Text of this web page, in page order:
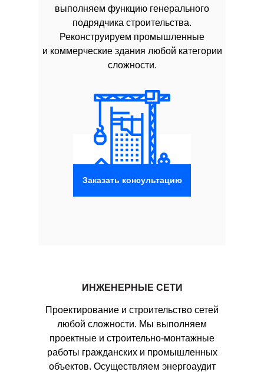
выполняем функцию генерального
подрядчика строительства.
Реконструируем промышленные
и коммерческие здания любой категории
сложности.
Проектирование и строительство сетей
любой сложности. Мы выполняем
проектные и строительно-монтажные
работы гражданских и промышленных
объектов. Осуществляем энергоаудит
ИНЖЕНЕРНЫЕ СЕТИ
Заказать консультацию